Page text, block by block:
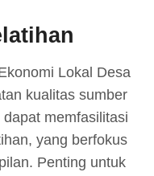
Lokal Desa
kualitas sumber
memfasilitasi
yang berfokus
Penting untuk